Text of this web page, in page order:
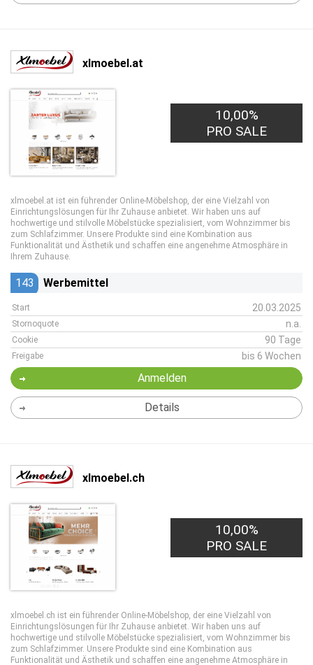
xlmoebel.at
10,00%
PRO SALE
xlmoebel.at ist ein führender Online-Möbelshop, der eine Vielzahl von
Einrichtungslösungen für Ihr Zuhause anbietet. Wir haben uns auf
hochwertige und stilvolle Möbelstücke spezialisiert, vom Wohnzimmer bis
zum Schlafzimmer. Unsere Produkte sind eine Kombination aus
Funktionalität und Ästhetik und schaffen eine angenehme Atmosphäre in
Ihrem Zuhause.
143 Werbemittel
Start 20.03.2025
Stornoquote n.a.
Cookie 90 Tage
Freigabe bis 6 Wochen
Anmelden
Details
xlmoebel.ch
10,00%
PRO SALE
xlmoebel.ch ist ein führender Online-Möbelshop, der eine Vielzahl von
Einrichtungslösungen für Ihr Zuhause anbietet. Wir haben uns auf
hochwertige und stilvolle Möbelstücke spezialisiert, vom Wohnzimmer bis
zum Schlafzimmer. Unsere Produkte sind eine Kombination aus
Funktionalität und Ästhetik und schaffen eine angenehme Atmosphäre in